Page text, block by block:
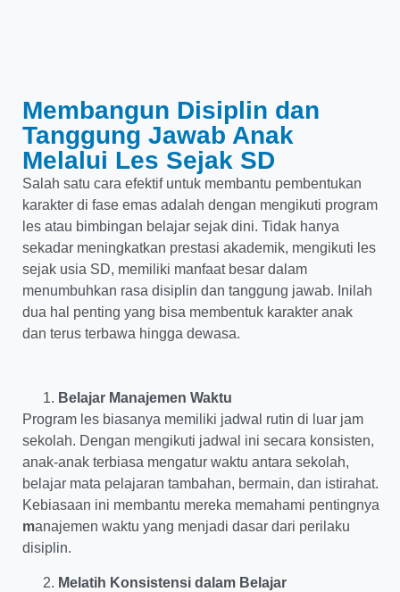
Membangun Disiplin dan
Tanggung Jawab Anak
Melalui Les Sejak SD
Salah satu cara efektif untuk membantu pembentukan
karakter di fase emas adalah dengan mengikuti program
les atau bimbingan belajar sejak dini. Tidak hanya
sekadar meningkatkan prestasi akademik, mengikuti les
sejak usia SD, memiliki manfaat besar dalam
menumbuhkan rasa disiplin dan tanggung jawab. Inilah
dua hal penting yang bisa membentuk karakter anak
dan terus terbawa hingga dewasa.
Belajar Manajemen Waktu
Program les biasanya memiliki jadwal rutin di luar jam
sekolah. Dengan mengikuti jadwal ini secara konsisten,
anak-anak terbiasa mengatur waktu antara sekolah,
belajar mata pelajaran tambahan, bermain, dan istirahat.
Kebiasaan ini membantu mereka memahami pentingnya
manajemen waktu yang menjadi dasar dari perilaku
disiplin.
Melatih Konsistensi dalam Belajar